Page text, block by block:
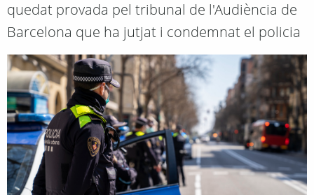
quedat provada pel tribunal de l'Audiència de
Barcelona que ha jutjat i condemnat el policia